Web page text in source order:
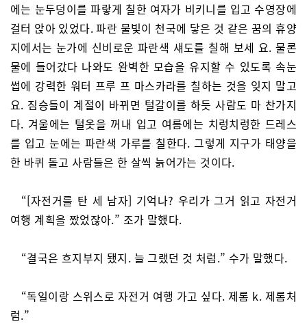
에는 눈두덩이를 파랗게 칠한 여자가 비키니를 입고 수영장에
걸터 앉아 있었다. 파란 물빛이 천국에 닿은 것 같은 꿈의 휴양
지에서는 눈가에 신비로운 파란색 섀도를 칠해 보세 요. 물론
물에 들어갔다 나와도 완벽한 모습을 유지할 수 있도록 속눈
썹에 강력한 워터 프루 프 마스카라를 칠하는 것을 잊지 말고
요. 짐승들이 계절이 바뀌면 털갈이를 하듯 사람도 마 찬가지
다. 겨울에는 털옷을 꺼내 입고 여름에는 치렁치렁한 드레스
를 입고 눈에는 파란색 가루를 칠한다. 그렇게 지구가 태양을
한 바퀴 돌고 사람들은 한 살씩 늙어가는 것이다.
“[자전거를 탄 세 남자] 기억나? 우리가 그거 읽고 자전거
여행 계획을 짰었잖아.” 조가 말했다.
“결국은 흐지부지 됐지. 늘 그랬던 것 처럼.” 수가 말했다.
“독일이랑 스위스로 자전거 여행 가고 싶다. 제롬 k. 제롬처
럼.”